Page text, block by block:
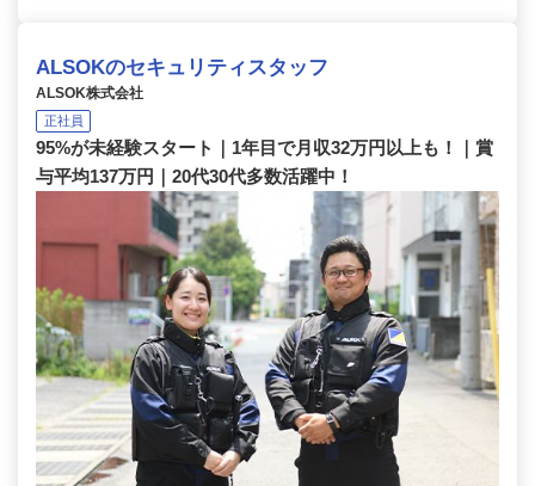
ALSOKのセキュリティスタッフ
ALSOK株式会社
正社員
95%が未経験スタート｜1年目で月収32万円以上も！｜賞
与平均137万円｜20代30代多数活躍中！